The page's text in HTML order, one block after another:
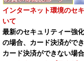
インターネット環境のセ
いて
最新のセキュリティー強
の場合、カード決済がで
カード決済ができない場